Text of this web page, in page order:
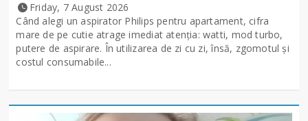
Friday, 7 August 2026
Când alegi un aspirator Philips pentru apartament, cifra
mare de pe cutie atrage imediat atenția: watti, mod turbo,
putere de aspirare. În utilizarea de zi cu zi, însă, zgomotul și
costul consumabile...